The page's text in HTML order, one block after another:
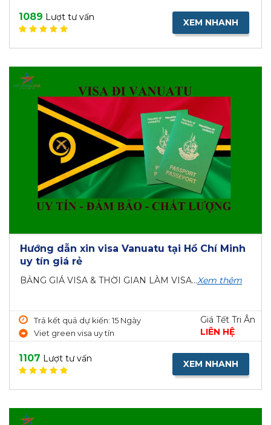
1089 Lượt tư vấn XEM NHANH
Hướng dẫn xin visa Vanuatu tại Hồ Chí Minh
uy tín giá rẻ
BẢNG GIÁ VISA & THỜI GIAN LÀM VISA...Xem thêm
Trả kết quả dự kiến: 15 Ngày
Viet green visa uy tín
Giá Tết Tri Ân
LIÊN HỆ
1107 Lượt tư vấn XEM NHANH